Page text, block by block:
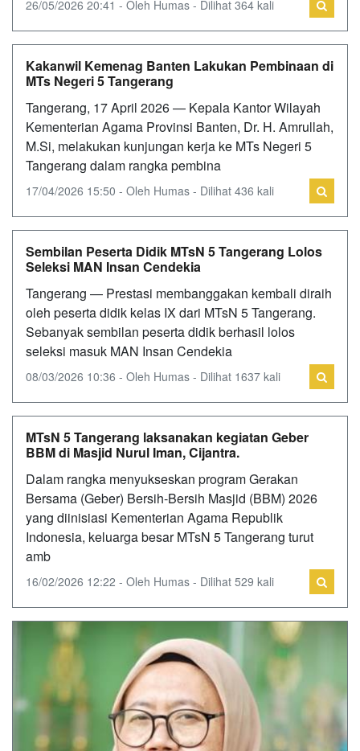
26/05/2026 20:41 - Oleh Humas - Dilihat 364 kali
Kakanwil Kemenag Banten Lakukan Pembinaan di
MTs Negeri 5 Tangerang
Tangerang, 17 April 2026 — Kepala Kantor Wilayah
Kementerian Agama Provinsi Banten, Dr. H. Amrullah,
M.Si, melakukan kunjungan kerja ke MTs Negeri 5
Tangerang dalam rangka pembina
17/04/2026 15:50 - Oleh Humas - Dilihat 436 kali
Sembilan Peserta Didik MTsN 5 Tangerang Lolos
Seleksi MAN Insan Cendekia
Tangerang — Prestasi membanggakan kembali diraih
oleh peserta didik kelas IX dari MTsN 5 Tangerang.
Sebanyak sembilan peserta didik berhasil lolos
seleksi masuk MAN Insan Cendekia
08/03/2026 10:36 - Oleh Humas - Dilihat 1637 kali
MTsN 5 Tangerang laksanakan kegiatan Geber
BBM di Masjid Nurul Iman, Cijantra.
Dalam rangka menyukseskan program Gerakan
Bersama (Geber) Bersih-Bersih Masjid (BBM) 2026
yang diinisiasi Kementerian Agama Republik
Indonesia, keluarga besar MTsN 5 Tangerang turut
amb
16/02/2026 12:22 - Oleh Humas - Dilihat 529 kali